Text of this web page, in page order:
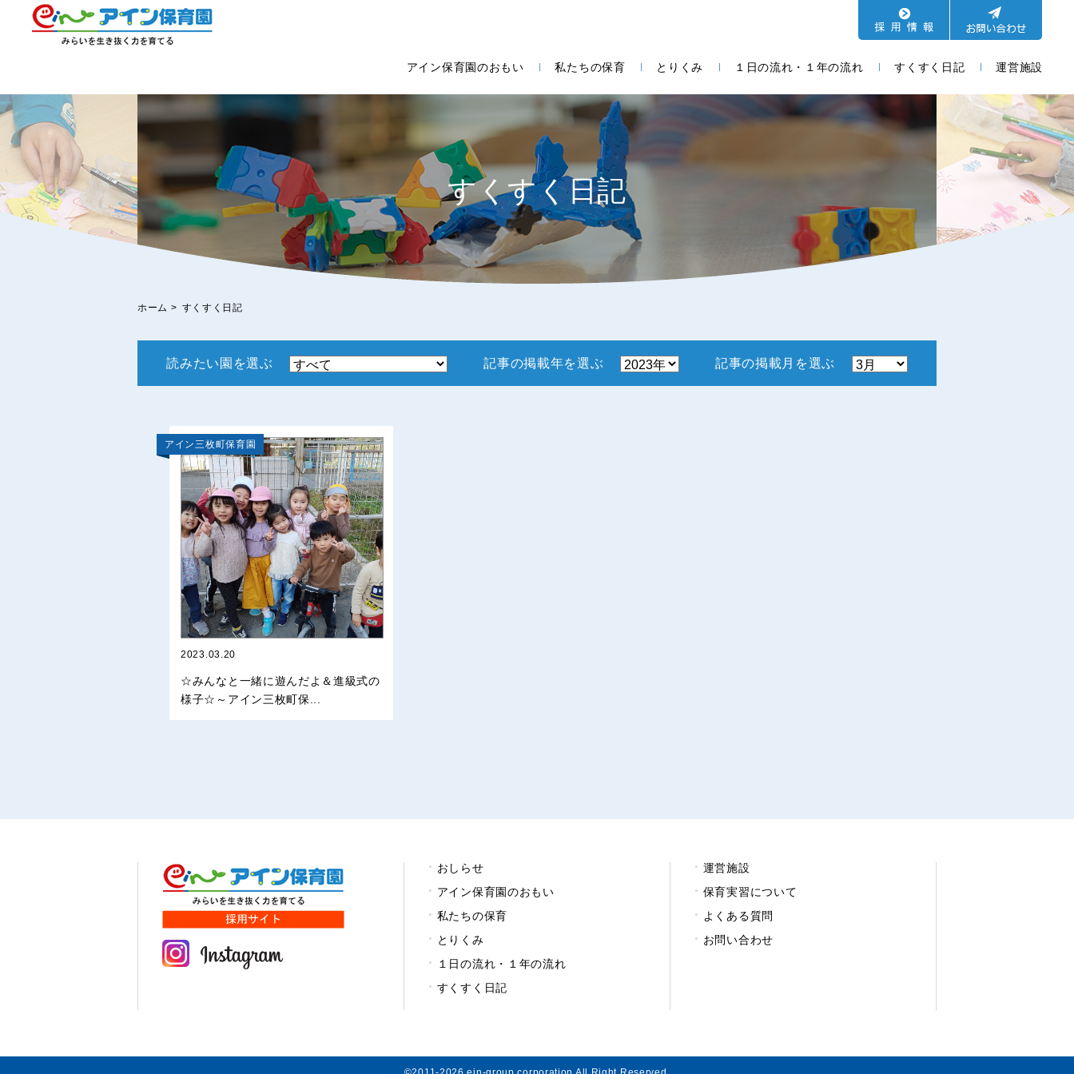
アイン保育園のおもい 私たちの保育 とりくみ １日の流れ・１年の流れ すくすく日記 運営施設
すくすく日記
ホーム > すくすく日記
読みたい園を選ぶ 記事の掲載年を選ぶ 記事の掲載月を選ぶ
アイン三枚町保育園
2023.03.20
☆みんなと一緒に遊んだよ＆進級式の
様子☆～アイン三枚町保...
おしらせ
アイン保育園のおもい
私たちの保育
とりくみ
１日の流れ・１年の流れ
すくすく日記
運営施設
保育実習について
よくある質問
お問い合わせ